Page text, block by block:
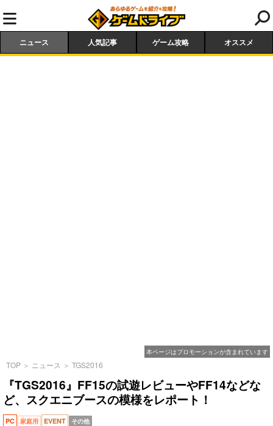
ニュース 人気記事 ゲーム攻略 オススメ
本ページはプロモーションが含まれています
TOP ＞ ニュース ＞ TGS2016
『TGS2016』FF15の試遊レビューやFF14などな
ど、スクエニブースの模様をレポート！
PC 家庭用 EVENT その他